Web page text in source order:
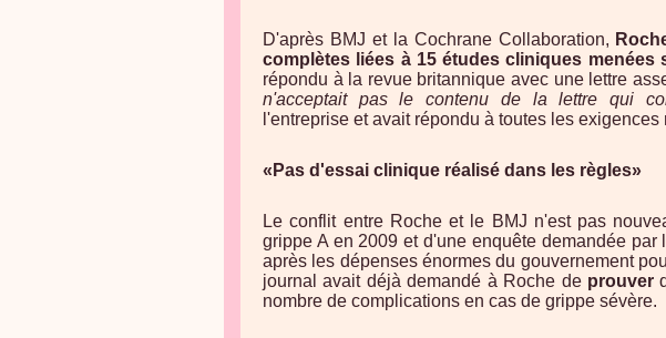
D'après BMJ et la Cochrane Collaboration,
complètes liées à 15 études cliniques menées
répondu à la revue britannique avec une lettre
n'acceptait pas le contenu de la lettre qui
l'entreprise et avait répondu à toutes les exigences
«Pas d'essai clinique réalisé dans les règles»
Le conflit entre Roche et le BMJ n'est pas
grippe A en 2009 et d'une enquête demandée
après les dépenses énormes du gouvernement
journal avait déjà demandé à Roche de prouver
nombre de complications en cas de grippe sévère.